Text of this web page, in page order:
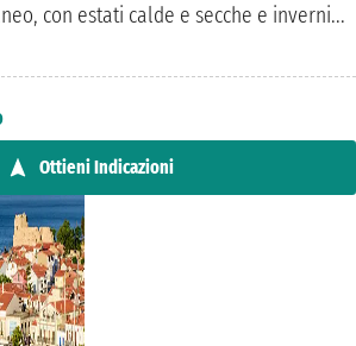
con estati calde e secche e inverni...
Ottieni Indicazioni